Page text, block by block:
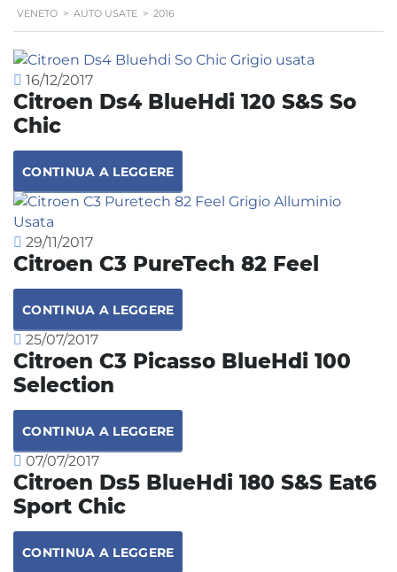
VENETO > AUTO USATE > 2016
16/12/2017
Citroen Ds4 BlueHdi 120 S&S So
Chic
CONTINUA A LEGGERE
29/11/2017
Citroen C3 PureTech 82 Feel
CONTINUA A LEGGERE
25/07/2017
Citroen C3 Picasso BlueHdi 100
Selection
CONTINUA A LEGGERE
07/07/2017
Citroen Ds5 BlueHdi 180 S&S Eat6
Sport Chic
CONTINUA A LEGGERE